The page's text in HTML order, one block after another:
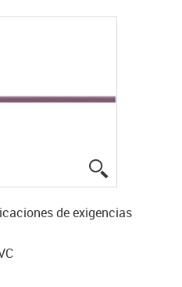
de exigencias